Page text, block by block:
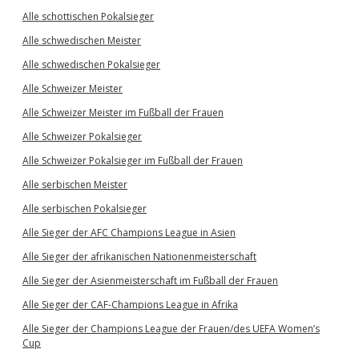
Alle schottischen Pokalsieger
Alle schwedischen Meister
Alle schwedischen Pokalsieger
Alle Schweizer Meister
Alle Schweizer Meister im Fußball der Frauen
Alle Schweizer Pokalsieger
Alle Schweizer Pokalsieger im Fußball der Frauen
Alle serbischen Meister
Alle serbischen Pokalsieger
Alle Sieger der AFC Champions League in Asien
Alle Sieger der afrikanischen Nationenmeisterschaft
Alle Sieger der Asienmeisterschaft im Fußball der Frauen
Alle Sieger der CAF-Champions League in Afrika
Alle Sieger der Champions League der Frauen/des UEFA Women’s
Cup